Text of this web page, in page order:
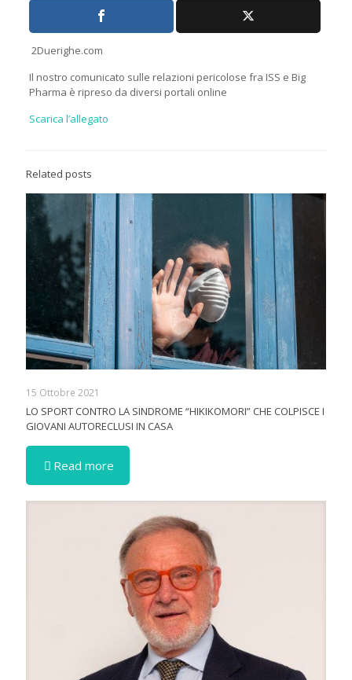
2Duerighe.com
Il nostro comunicato sulle relazioni pericolose fra ISS e Big
Pharma è ripreso da diversi portali online
Scarica l’allegato
Related posts
15 Ottobre 2021
LO SPORT CONTRO LA SINDROME “HIKIKOMORI” CHE COLPISCE I
GIOVANI AUTORECLUSI IN CASA
Read more